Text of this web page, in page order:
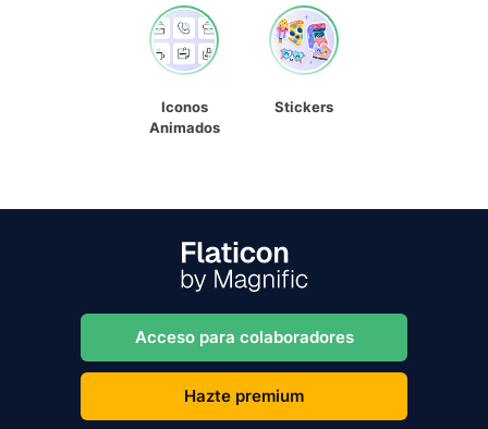
Iconos
Animados
Stickers
Acceso para colaboradores
Hazte premium